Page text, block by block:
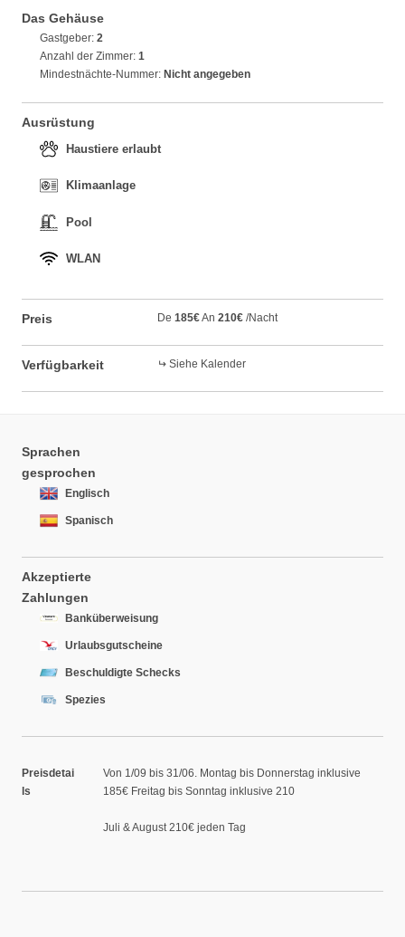
Das Gehäuse
Gastgeber: 2
Anzahl der Zimmer: 1
Mindestnächte-Nummer: Nicht angegeben
Ausrüstung
Haustiere erlaubt
Klimaanlage
Pool
WLAN
Preis De 185€An 210€ /Nacht
Verfügbarkeit Siehe Kalender
Sprachen
gesprochen
Englisch
Spanisch
Akzeptierte
Zahlungen
Banküberweisung
Urlaubsgutscheine
Beschuldigte Schecks
Spezies
Preisdetai
ls
Von 1/09 bis 31/06. Montag bis Donnerstag inklusive
185€ Freitag bis Sonntag inklusive 210
Juli & August 210€ jeden Tag